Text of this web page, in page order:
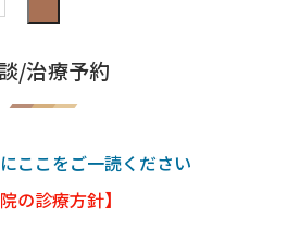
/治療予約
ここをご一読ください
院の診療方針】